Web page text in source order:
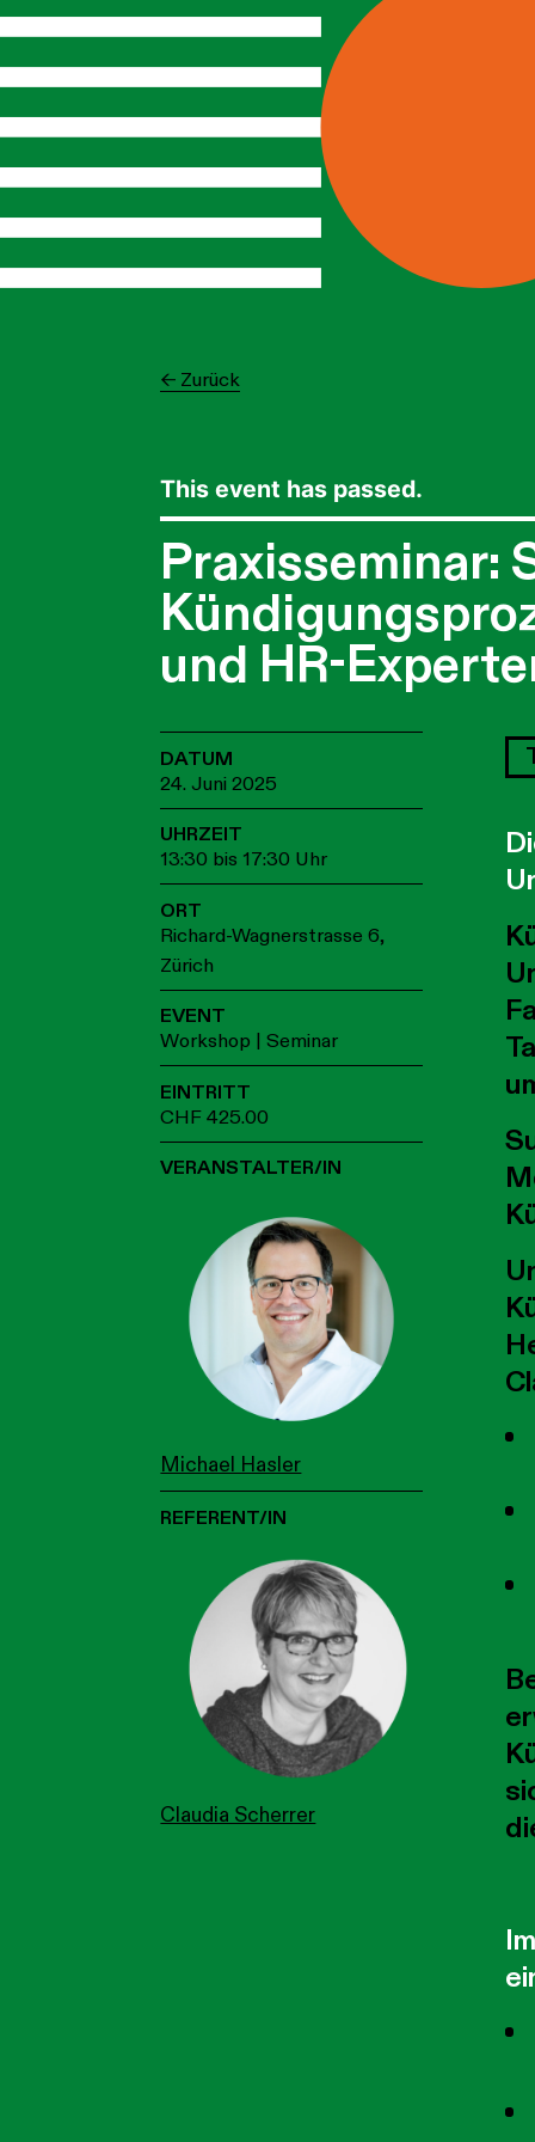
← Zurück
This event has passed.
Praxisseminar:
und HR-
DATUM
24. Juni 2025
UHRZEIT
13:30 bis 17:30 Uhr
ORT
Richard-Wagnerstrasse 6,
Zürich
EVENT
Workshop | Seminar
EINTRITT
CHF 425.00
VERANSTALTER/IN
Michael Hasler
REFERENT/IN
Claudia Scherrer